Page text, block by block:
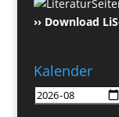
›› Download
Kalender